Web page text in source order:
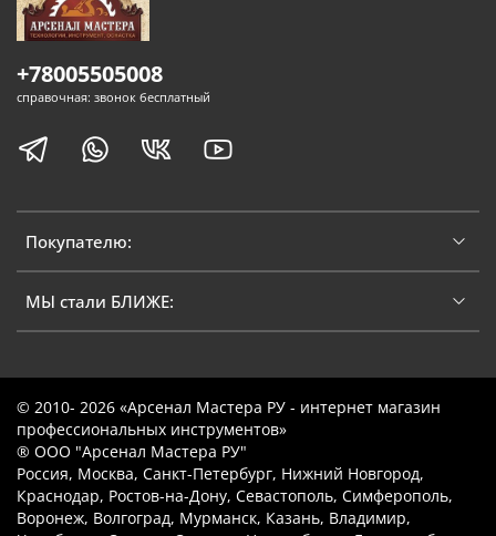
Покупателю:
МЫ стали БЛИЖЕ:
+78005505008
справочная: звонок бесплатный
© 2010- 2026 «Арсенал Мастера РУ - интернет магазин
профессиональных инструментов»
® ООО "Арсенал Мастера РУ"
Россия, Москва, Санкт-Петербург, Нижний Новгород,
Краснодар, Ростов-на-Дону, Севастополь, Симферополь,
Воронеж, Волгоград, Мурманск, Казань, Владимир,